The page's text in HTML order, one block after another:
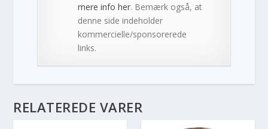
mere info her. Bemærk også, at
denne side indeholder
kommercielle/sponsorerede
links.
RELATEREDE VARER